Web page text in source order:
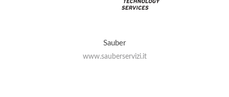
Sauber
www.sauberservizi.it